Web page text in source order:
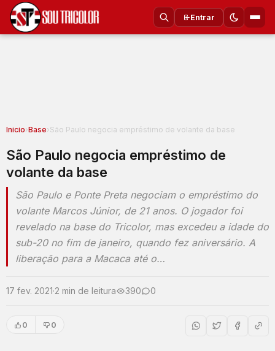
Entrar
Inicio›Base›São Paulo negocia empréstimo de volante da base
São Paulo negocia empréstimo de
volante da base
São Paulo e Ponte Preta negociam o empréstimo do
volante Marcos Júnior, de 21 anos. O jogador foi
revelado na base do Tricolor, mas excedeu a idade do
sub-20 no fim de janeiro, quando fez aniversário. A
liberação para a Macaca até o…
17 fev. 2021·2 min de leitura 390 0
0 0